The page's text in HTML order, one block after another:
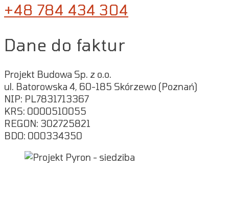
+48 784 434 304
Dane do faktur
Projekt Budowa Sp. z o.o.
ul. Batorowska 4, 60-185 Skórzewo (Poznań)
NIP: PL7831713367
KRS: 0000510055
REGON: 302725821
BDO: 000334350